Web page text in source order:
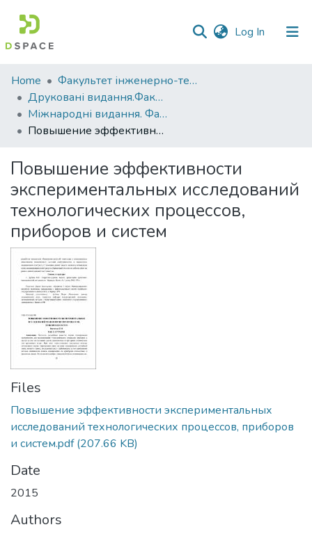
Log In (current)
Communities
&
Collections
Statistics
Home
Факультет інженерно-технологічний
Друковані видання.Факультет інженерно-технологічний
Міжнародні видання. Факультет інженерно-технологічний
Повышение эффективности экспериментальных исследований технологических процессов, приборов и систем
Повышение эффективности
экспериментальных исследований
технологических процессов,
приборов и систем
Files
Повышение эффективности экспериментальных
исследований технологических процессов, приборов
и систем.pdf(207.66 KB)
Date
2015
Authors